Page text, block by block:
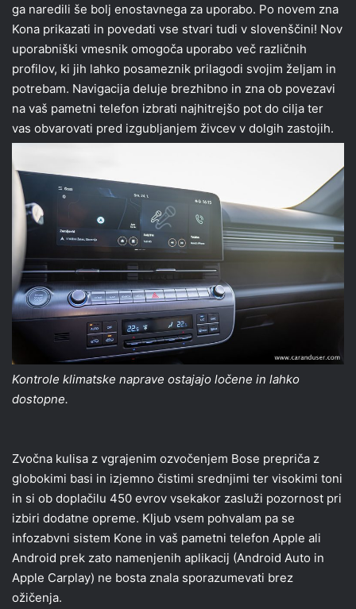
ga naredili še bolj enostavnega za uporabo. Po novem zna
Kona prikazati in povedati vse stvari tudi v slovenščini! Nov
uporabniški vmesnik omogoča uporabo več različnih
profilov, ki jih lahko posameznik prilagodi svojim željam in
potrebam. Navigacija deluje brezhibno in zna ob povezavi
na vaš pametni telefon izbrati najhitrejšo pot do cilja ter
vas obvarovati pred izgubljanjem živcev v dolgih zastojih.
Kontrole klimatske naprave ostajajo ločene in lahko
dostopne.
Zvočna kulisa z vgrajenim ozvočenjem Bose prepriča z
globokimi basi in izjemno čistimi srednjimi ter visokimi toni
in si ob doplačilu 450 evrov vsekakor zasluži pozornost pri
izbiri dodatne opreme. Kljub vsem pohvalam pa se
infozabvni sistem Kone in vaš pametni telefon Apple ali
Android prek zato namenjenih aplikacij (Android Auto in
Apple Carplay) ne bosta znala sporazumevati brez
ožičenja.